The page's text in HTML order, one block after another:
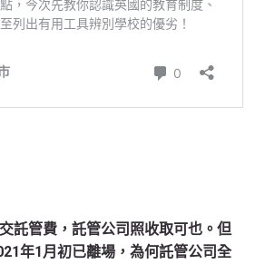
託管費，託管公司照收取可也。但
年1月初已離場，為何託管公司全